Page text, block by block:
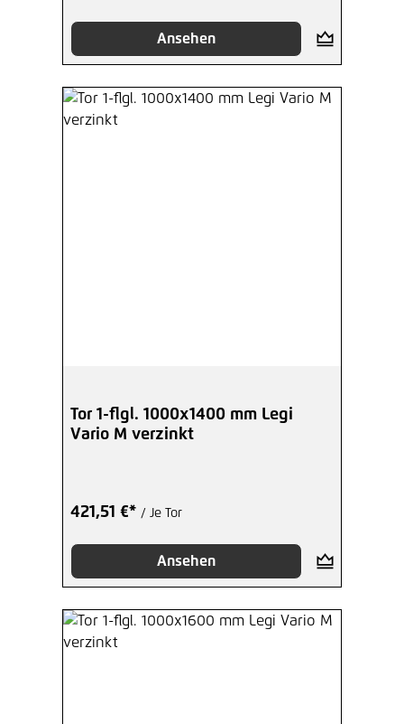
Ansehen
Tor 1-flgl. 1000x1400 mm Legi
Vario M verzinkt
421,51 €* / Je Tor
Ansehen